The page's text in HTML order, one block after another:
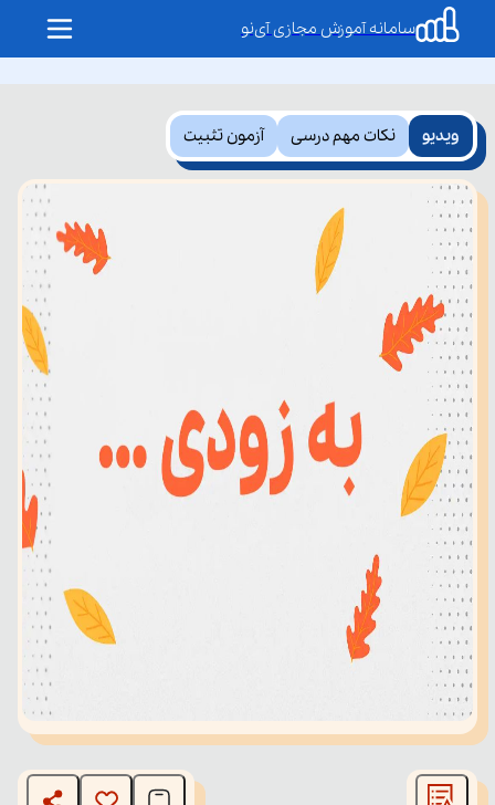
سامانه آموزش مجازی آی‌نو
ویدیو نکات مهم درسی آزمون تثبیت